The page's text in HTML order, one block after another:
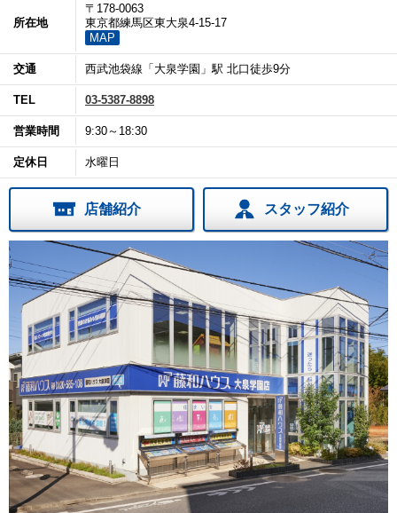
所在地
〒178-0063
東京都練馬区東大泉4-15-17
MAP
交通 西武池袋線「大泉学園」駅 北口徒歩9分
TEL 03-5387-8898
営業時間 9:30～18:30
定休日 水曜日
店舗紹介 スタッフ紹介